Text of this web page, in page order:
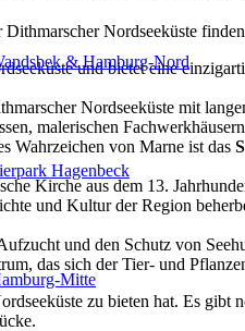
& Hamburg-Nord
Hagenbeck
Mitte
Nordseeküste
und bietet eine
Nordseeküste mit
malerischen
Wahrzeichen von Marne ist das
Kirche aus dem 13.
und Kultur der Region
und den Schutz von
das sich der Tier- und
zu bieten hat. Es